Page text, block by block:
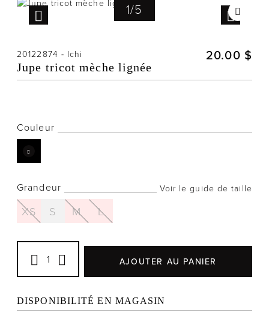
Chaussures
Notre histoire
Politique de confidentialité
Politiques et conditions d'achats
1/5
20122874 - Ichi
Jupe tricot mèche lignée
20.00 $
Couleur
Grandeur Voir le guide de taille
XS S M L
AJOUTER AU PANIER
DISPONIBILITÉ EN MAGASIN